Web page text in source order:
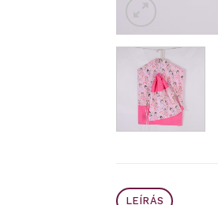
LEÍRÁS